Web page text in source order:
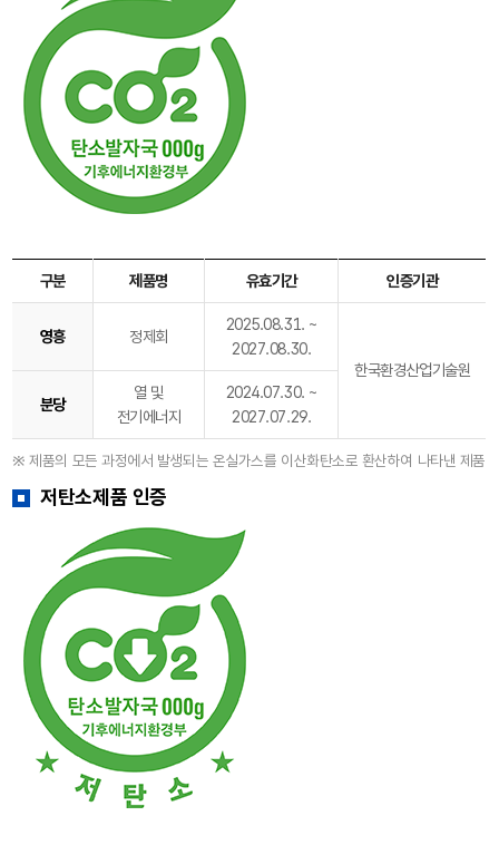
구분 제품명 유효기간 인증기관
영흥 정제회
2025.08.31. ~
2027.08.30.
한국환경산업기술원
분당
열 및
전기에너지
2024.07.30. ~
2027.07.29.
※ 제품의 모든 과정에서 발생되는 온실가스를 이산화탄소로 환산하여 나타낸 제품
저탄소제품 인증